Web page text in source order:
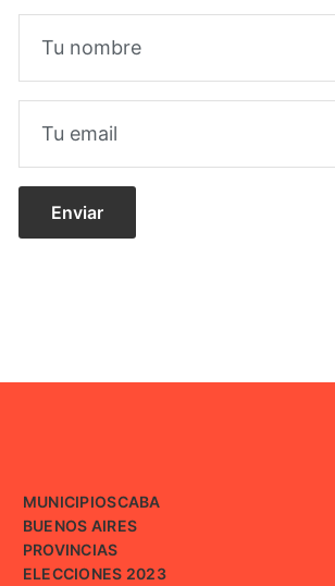
MUNICIPIOSCABA
BUENOS AIRES
PROVINCIAS
ELECCIONES 2023